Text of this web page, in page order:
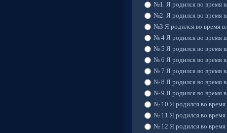
№1. Я родился во время
№2. Я родился во время
№3 Я родился во время
№ 4 Я родился во время
№ 5 Я родился во время
№ 6 Я родился во время
№ 7 Я родился во время
№ 8 Я родился во время
№ 9 Я родился во время
№ 10 Я родился во время
№ 11 Я родился во время
№ 12 Я родился во время